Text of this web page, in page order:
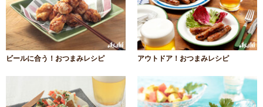
ビールに合う！おつまみレシピ アウトドア！おつまみレシピ